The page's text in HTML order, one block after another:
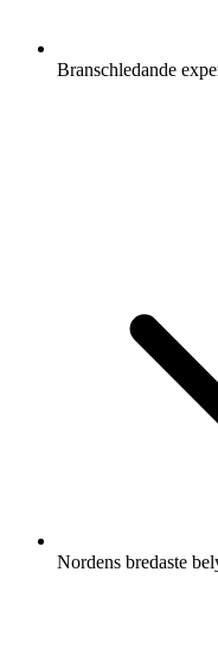
Branschledande
Nordens bredaste